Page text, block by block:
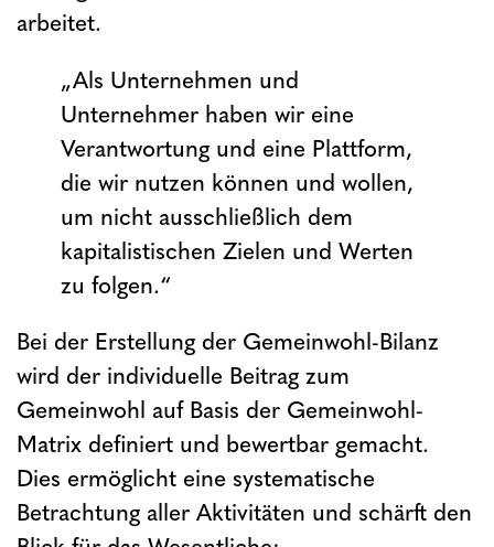
arbeitet.
„Als Unternehmen und
Unternehmer haben wir eine
Verantwortung und eine Plattform,
die wir nutzen können und wollen,
um nicht ausschließlich dem
kapitalistischen Zielen und Werten
zu folgen.“
Bei der Erstellung der Gemeinwohl-Bilanz
wird der individuelle Beitrag zum
Gemeinwohl auf Basis der Gemeinwohl-
Matrix definiert und bewertbar gemacht.
Dies ermöglicht eine systematische
Betrachtung aller Aktivitäten und schärft den